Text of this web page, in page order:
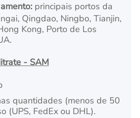
principais portos da
Qingdao, Ningbo, Tianjin,
Kong, Porto de Los
quantidades (menos de 50
(UPS, FedEx ou DHL).